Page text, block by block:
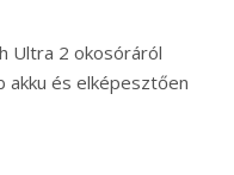
Ultra 2 okosóráról
akku és elképesztően